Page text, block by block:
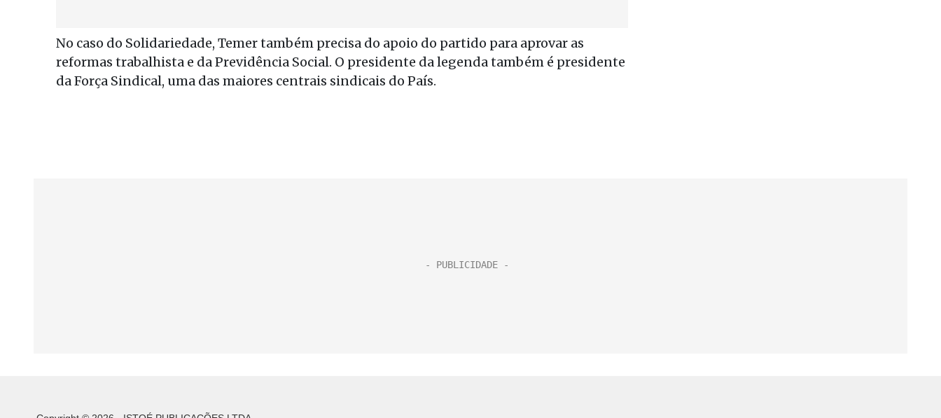
No caso do Solidariedade, Temer também precisa do apoio do partido para aprovar as
reformas trabalhista e da Previdência Social. O presidente da legenda também é presidente
da Força Sindical, uma das maiores centrais sindicais do País.